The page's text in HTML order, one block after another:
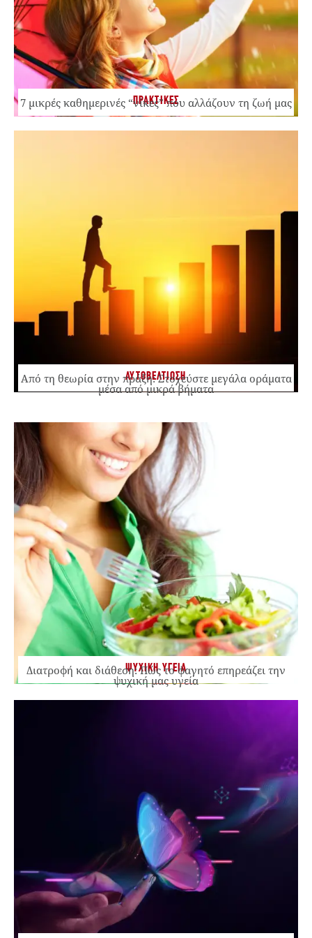
ΠΡΑΚΤΙΚΕΣ
7 μικρές καθημερινές “νίκες” που αλλάζουν τη ζωή μας
ΑΥΤΟΒΕΛΤΙΩΣΗ
Από τη θεωρία στην πράξη: Στοχεύστε μεγάλα οράματα
μέσα από μικρά βήματα
ΨΥΧΙΚΗ ΥΓΕΙΑ
Διατροφή και διάθεση: Πώς το φαγητό επηρεάζει την
ψυχική μας υγεία